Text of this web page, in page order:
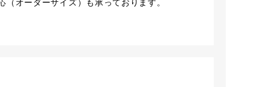
オーダーサイズ）も承っております。